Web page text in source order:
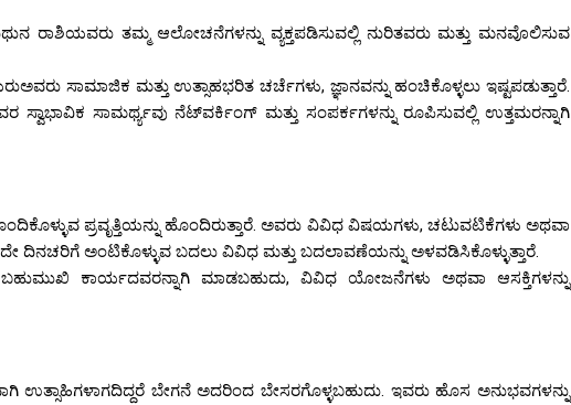
ತಮ್ಮ ಆಲೋಚನೆಗಳನ್ನು ವ್ಯಕ್ತಪಡಿಸುವಲ್ಲಿ ನುರಿತವರು ಮತ್ತು ಮನವೊಲಿಸುವ
ಸಾಮಾಜಿಕ ಮತ್ತು ಉತ್ಸಾಹಭರಿತ ಚರ್ಚೆಗಳು, ಜ್ಞಾನವನ್ನು ಹಂಚಿಕೊಳ್ಳಲು ಇಷ್ಟಪಡುತ್ತಾರೆ.
ಸಾಮರ್ಥ್ಯವು ನೆಟ್‌ವರ್ಕಿಂಗ್ ಮತ್ತು ಸಂಪರ್ಕಗಳನ್ನು ರೂಪಿಸುವಲ್ಲಿ ಉತ್ತಮರನ್ನಾಗಿ
ಪ್ರವೃತ್ತಿಯನ್ನು ಹೊಂದಿರುತ್ತಾರೆ. ಅವರು ವಿವಿಧ ವಿಷಯಗಳು, ಚಟುವಟಿಕೆಗಳು ಅಥವಾ
ಅಂಟಿಕೊಳ್ಳುವ ಬದಲು ವಿವಿಧ ಮತ್ತು ಬದಲಾವಣೆಯನ್ನು ಅಳವಡಿಸಿಕೊಳ್ಳುತ್ತಾರೆ.
ಕಾರ್ಯದವರನ್ನಾಗಿ ಮಾಡಬಹುದು, ವಿವಿಧ ಯೋಜನೆಗಳು ಅಥವಾ ಆಸಕ್ತಿಗಳನ್ನು
ಉತ್ಸಾಹಿಗಳಾಗದಿದ್ದರೆ ಬೇಗನೆ ಅದರಿಂದ ಬೇಸರಗೊಳ್ಳಬಹುದು. ಇವರು ಹೊಸ ಅನುಭವಗಳನ್ನು